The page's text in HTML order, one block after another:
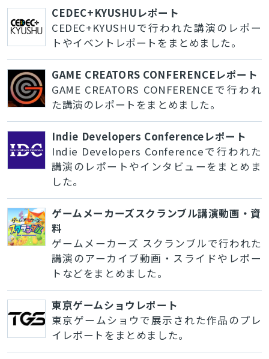
CEDEC+KYUSHUレポート
CEDEC+KYUSHUで行われた講演のレポー
トやイベントレポートをまとめました。
GAME CREATORS CONFERENCEレポート
GAME CREATORS CONFERENCEで行われ
た講演のレポートをまとめました。
Indie Developers Conferenceレポート
Indie Developers Conferenceで行われた
講演のレポートやインタビューをまとめま
した。
ゲームメーカーズスクランブル講演動画・資
料
ゲームメーカーズ スクランブルで行われた
講演のアーカイブ動画・スライドやレポー
トなどをまとめました。
東京ゲームショウレポート
東京ゲームショウで展示された作品のプレ
イレポートをまとめました。